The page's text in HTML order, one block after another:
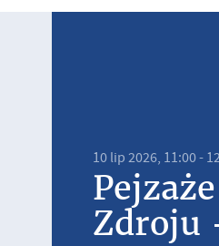
10 lip 2026, 11:00 -
Zdroju